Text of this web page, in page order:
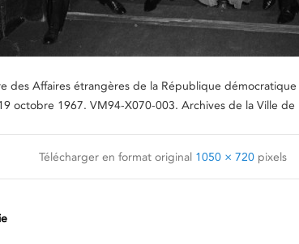
des Affaires étrangères de la République
octobre 1967. VM94-X070-003. Archives de la Ville de
Télécharger en format original 1050 × 720pixels